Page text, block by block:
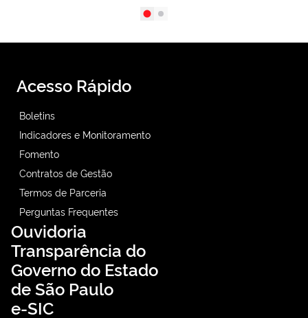
Acesso Rápido
Boletins
Indicadores e Monitoramento
Fomento
Contratos de Gestão
Termos de Parceria
Perguntas Frequentes
Ouvidoria
Transparência do
Governo do Estado
de São Paulo
e-SIC